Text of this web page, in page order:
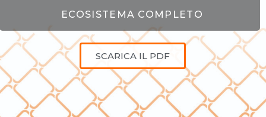
ECOSISTEMA COMPLETO
SCARICA IL PDF